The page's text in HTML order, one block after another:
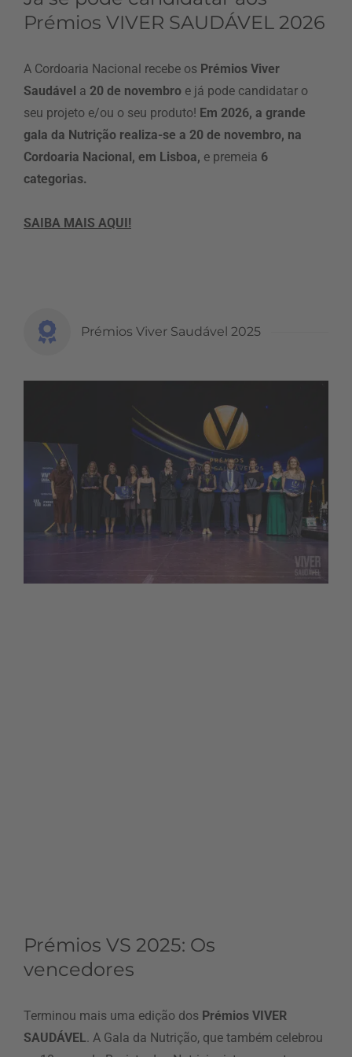
Prémios VIVER SAUDÁVEL 2026
A Cordoaria Nacional recebe os Prémios Viver
Saudável a 20 de novembro e já pode candidatar o
seu projeto e/ou o seu produto! Em 2026, a grande
gala da Nutrição realiza-se a 20 de novembro, na
Cordoaria Nacional, em Lisboa, e premeia 6
categorias.
SAIBA MAIS AQUI!
Prémios Viver Saudável 2025
Prémios VS 2025: Os
vencedores
Terminou mais uma edição dos Prémios VIVER
SAUDÁVEL. A Gala da Nutrição, que também celebrou